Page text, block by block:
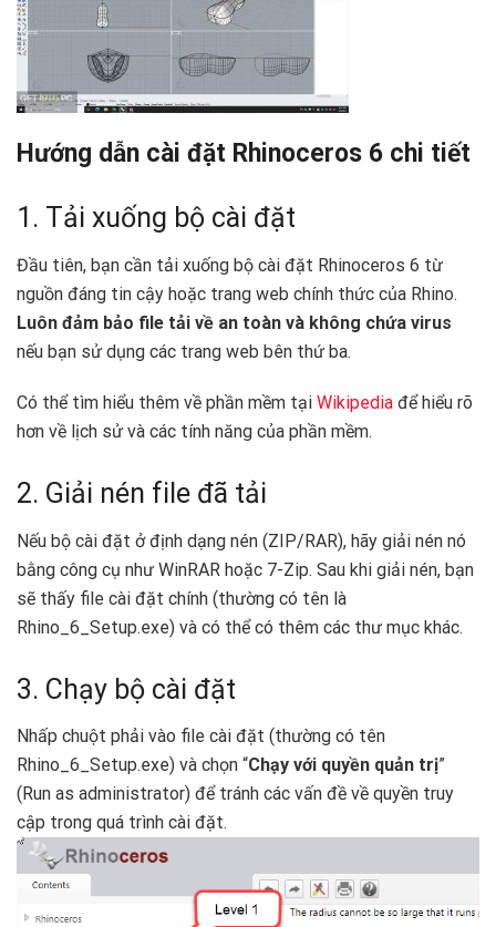
Hướng dẫn cài đặt Rhinoceros 6 chi tiết
1. Tải xuống bộ cài đặt
Đầu tiên, bạn cần tải xuống bộ cài đặt Rhinoceros 6 từ
nguồn đáng tin cậy hoặc trang web chính thức của Rhino.
Luôn đảm bảo file tải về an toàn và không chứa virus
nếu bạn sử dụng các trang web bên thứ ba.
Có thể tìm hiểu thêm về phần mềm tại Wikipedia để hiểu rõ
hơn về lịch sử và các tính năng của phần mềm.
2. Giải nén file đã tải
Nếu bộ cài đặt ở định dạng nén (ZIP/RAR), hãy giải nén nó
bằng công cụ như WinRAR hoặc 7-Zip. Sau khi giải nén, bạn
sẽ thấy file cài đặt chính (thường có tên là
Rhino_6_Setup.exe) và có thể có thêm các thư mục khác.
3. Chạy bộ cài đặt
Nhấp chuột phải vào file cài đặt (thường có tên
Rhino_6_Setup.exe) và chọn “Chạy với quyền quản trị”
(Run as administrator) để tránh các vấn đề về quyền truy
cập trong quá trình cài đặt.